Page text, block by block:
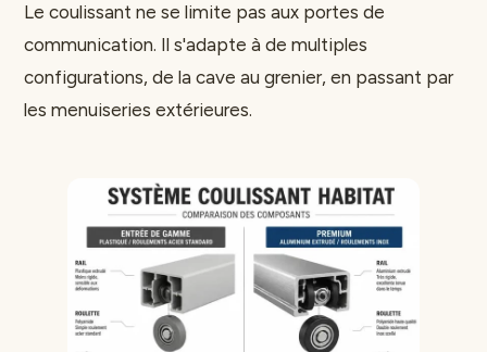
Le coulissant ne se limite pas aux portes de
communication. Il s'adapte à de multiples
configurations, de la cave au grenier, en passant par
les menuiseries extérieures.